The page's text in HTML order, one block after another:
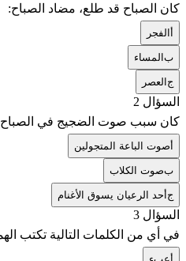
كان الصباح قد طلع، مضاد الصباح:
الفجر
بالمساء
جالعصر
السؤال 2
كان سبب صوت الضجيج في الصباح:
صوت الباعة المتجولين
بصوت الكلاب
جأحد الرعيان يسوق الأغنام
السؤال 3
في أي من الكلمات التالية تكتب